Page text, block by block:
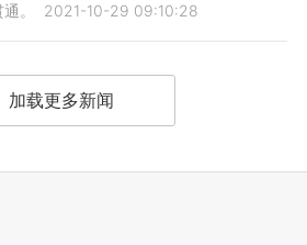
。
2021-10-29 09:10:28
加载更多新闻